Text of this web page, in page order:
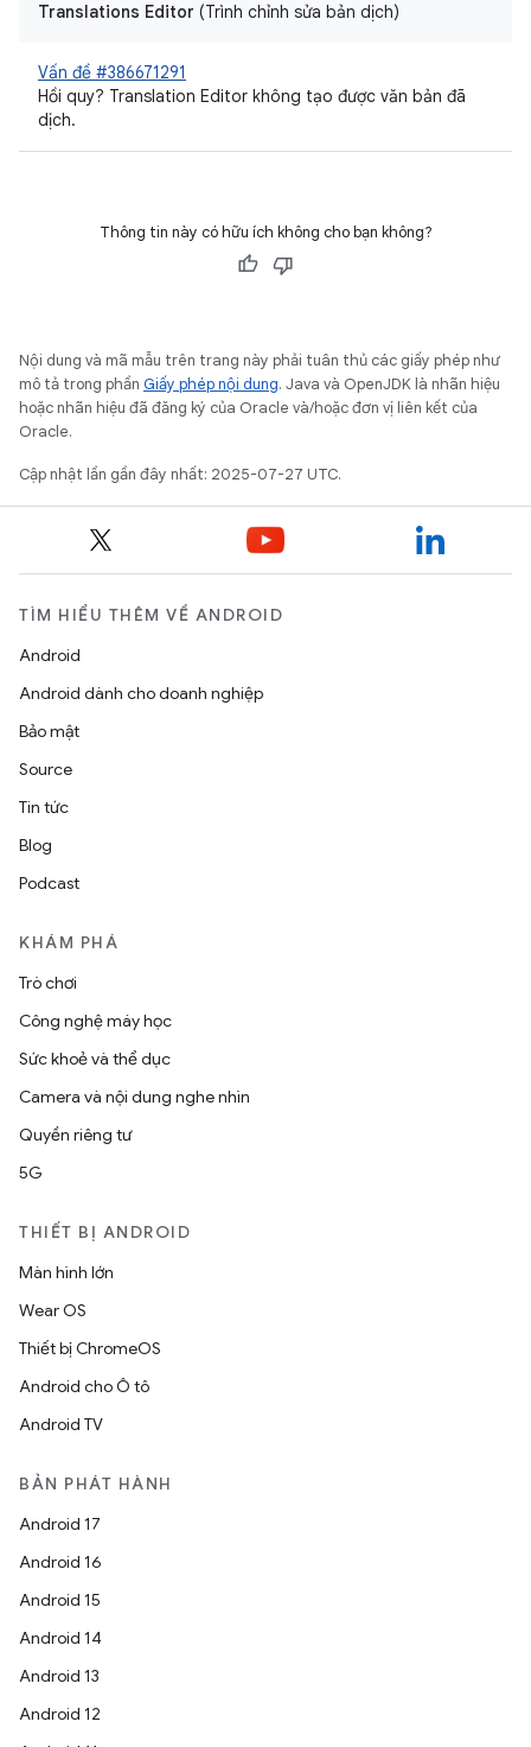
Translations Editor (Trình chỉnh sửa bản dịch)
Vấn đề #386671291
Hồi quy? Translation Editor không tạo được văn bản đã
dịch.
Thông tin này có hữu ích không cho bạn không?
Nội dung và mã mẫu trên trang này phải tuân thủ các giấy phép như
mô tả trong phần Giấy phép nội dung. Java và OpenJDK là nhãn hiệu
hoặc nhãn hiệu đã đăng ký của Oracle và/hoặc đơn vị liên kết của
Oracle.
Cập nhật lần gần đây nhất: 2025-07-27 UTC.
TÌM HIỂU THÊM VỀ ANDROID
Android
Android dành cho doanh nghiệp
Bảo mật
Source
Tin tức
Blog
Podcast
KHÁM PHÁ
Trò chơi
Công nghệ máy học
Sức khoẻ và thể dục
Camera và nội dung nghe nhìn
Quyền riêng tư
5G
THIẾT BỊ ANDROID
Màn hình lớn
Wear OS
Thiết bị ChromeOS
Android cho Ô tô
Android TV
BẢN PHÁT HÀNH
Android 17
Android 16
Android 15
Android 14
Android 13
Android 12